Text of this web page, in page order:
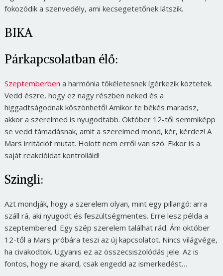
fokozódik a szenvedély, ami kecsegetetőnek látszik.
BIKA
Párkapcsolatban élő:
Szeptemberben a harmónia tökéletesnek ígérkezik köztetek.
Vedd észre, hogy ez nagy részben neked és a
higgadtságodnak köszönhető! Amikor te békés maradsz,
akkor a szerelmed is nyugodtabb. Október 12-től semmiképp
se vedd támadásnak, amit a szerelmed mond, kér, kérdez! A
Mars irritációt mutat. Holott nem erről van szó. Ekkor is a
saját reakcióidat kontrolláld!
Szingli:
Azt mondják, hogy a szerelem olyan, mint egy pillangó: arra
száll rá, aki nyugodt és feszültségmentes. Erre lesz példa a
szeptembered. Egy szép szerelem találhat rád. Ám október
12-től a Mars próbára teszi az új kapcsolatot. Nincs világvége,
ha civakodtok. Ugyanis ez az összecsiszolódás jele. Az is
fontos, hogy ne akard, csak engedd az ismerkedést…